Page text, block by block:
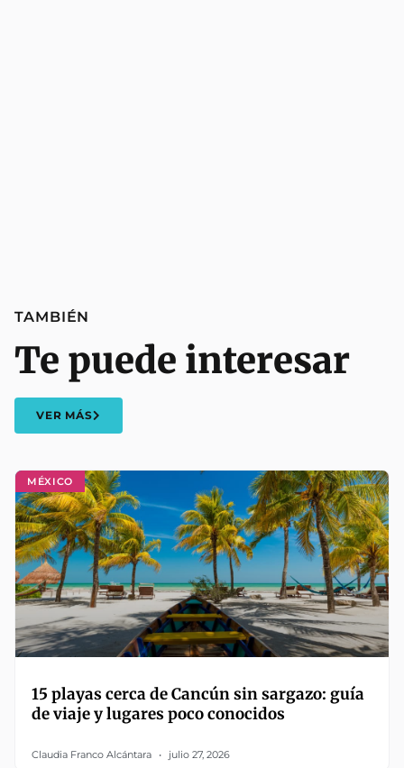
MÉXICO
15 playas cerca de Cancún sin sargazo: guía
de viaje y lugares poco conocidos
Claudia Franco Alcántara julio 27, 2026
TAMBIÉN
Te puede interesar
VER MÁS